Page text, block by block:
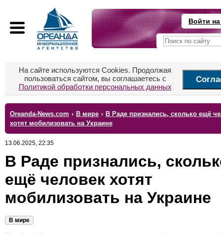
Войти
На сайте используются Cookies. Продолжая
пользоваться сайтом, вы соглашаетесь с
Политикой обработки персональных данных
Oreanda-News.com › В мире › В Раде признались, сколько ещё
хотят мобилизовать на Украине
13.06.2025, 22:35
В Раде признались,
ещё человек хотят
мобилизовать на Украине
В мире